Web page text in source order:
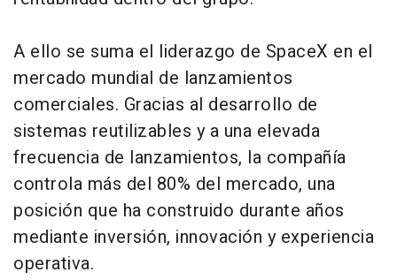
A ello se suma el liderazgo de SpaceX en el
mercado mundial de lanzamientos
comerciales. Gracias al desarrollo de
sistemas reutilizables y a una elevada
frecuencia de lanzamientos, la compañía
controla más del 80% del mercado, una
posición que ha construido durante años
mediante inversión, innovación y experiencia
operativa.